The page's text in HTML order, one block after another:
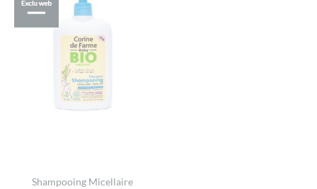
Shampooing Micellaire